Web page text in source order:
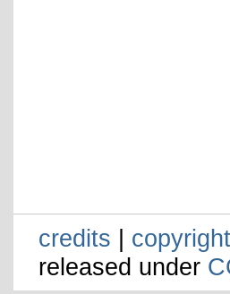
credits | copyright
released under